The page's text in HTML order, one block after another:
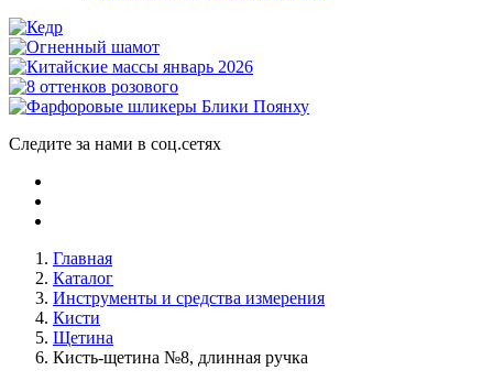
Следите за нами в соц.сетях
Главная
Каталог
Инструменты и средства измерения
Кисти
Щетина
Кисть-щетина №8, длинная ручка